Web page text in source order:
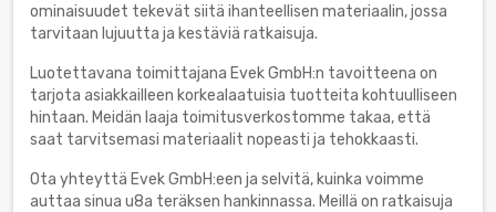
ominaisuudet tekevät siitä ihanteellisen materiaalin, jossa
tarvitaan lujuutta ja kestäviä ratkaisuja.
Luotettavana toimittajana Evek GmbH:n tavoitteena on
tarjota asiakkailleen korkealaatuisia tuotteita kohtuulliseen
hintaan. Meidän laaja toimitusverkostomme takaa, että
saat tarvitsemasi materiaalit nopeasti ja tehokkaasti.
Ota yhteyttä Evek GmbH:een ja selvitä, kuinka voimme
auttaa sinua u8a teräksen hankinnassa. Meillä on ratkaisuja